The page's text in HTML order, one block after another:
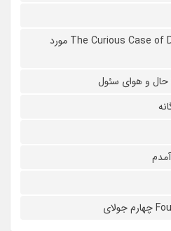
دانلود فیلم The Curious Case of Dolphin Bay 2022 مورد